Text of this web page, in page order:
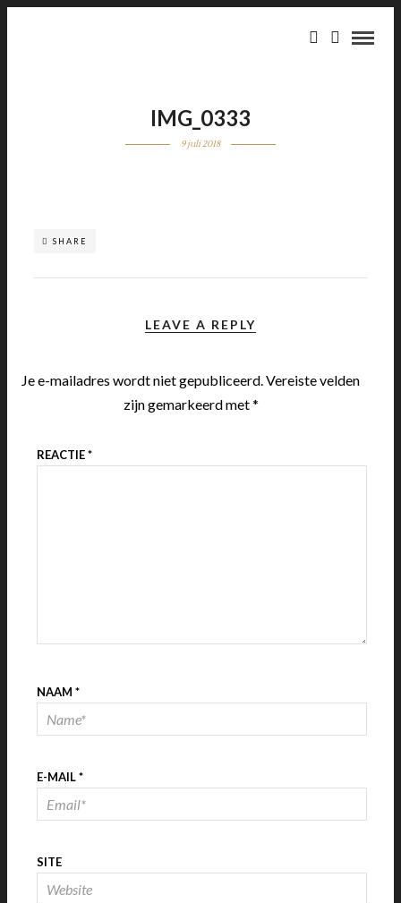
IMG_0333
9 juli 2018
SHARE
LEAVE A REPLY
Je e-mailadres wordt niet gepubliceerd.Vereiste velden
zijn gemarkeerd met*
REACTIE*
NAAM *
E-MAIL*
SITE